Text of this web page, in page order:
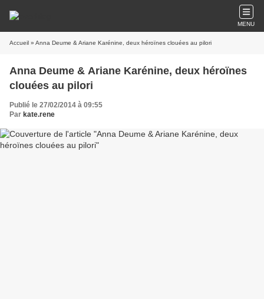
MENU
Accueil » Anna Deume & Ariane Karénine, deux héroïnes clouées au pilori
Anna Deume & Ariane Karénine, deux héroïnes
clouées au pilori
Publié le 27/02/2014 à 09:55
Par kate.rene